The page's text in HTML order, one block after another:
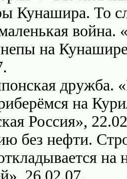
Кунашира. То
война.
на
дружба.
на
Россия»,
без нефти.